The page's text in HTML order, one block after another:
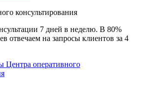
консультирования
7 дней в неделю. В 80%
отвечаем на запросы клиентов за 4
Центра оперативного